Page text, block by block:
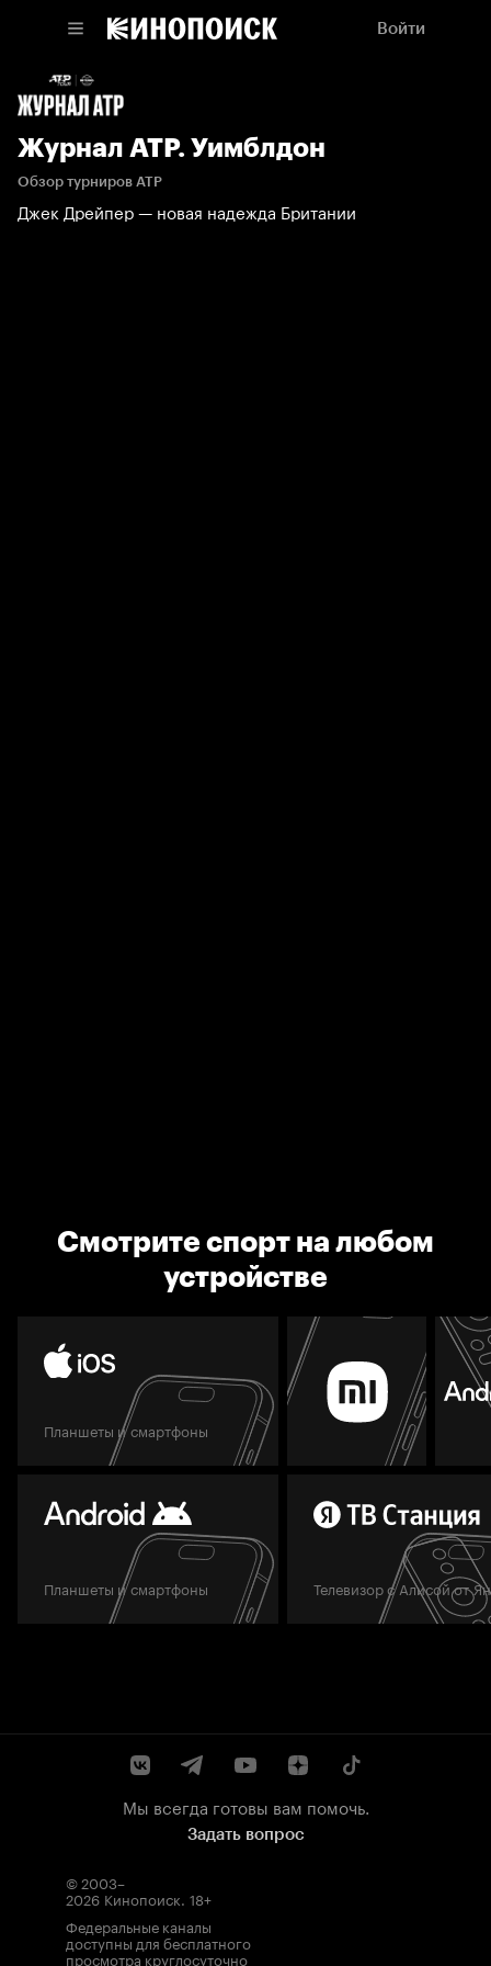
Войти
Журнал АТР. Уимблдон
Обзор турниров АТР
Джек Дрейпер — новая надежда Британии
Смотрите спорт на любом
устройстве
Планшеты и смартфоны
Планшеты и смартфоны Телевизор с Алисой от
Мы всегда готовы вам помочь.
Задать вопрос
© 2003–
2026 Кинопоиск. 18+
Федеральные каналы
доступны для бесплатного
просмотра круглосуточно